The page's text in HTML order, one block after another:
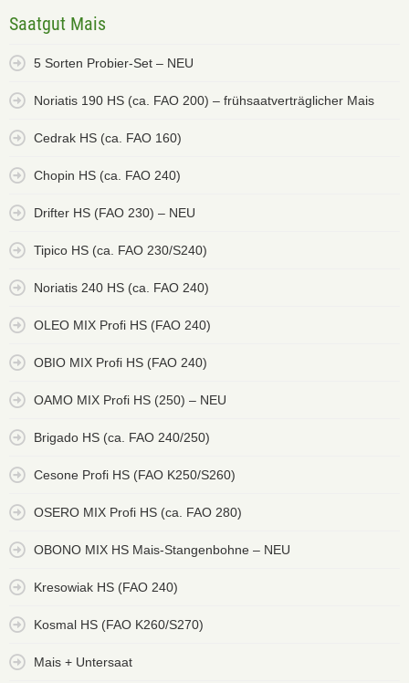
Saatgut Mais
5 Sorten Probier-Set – NEU
Noriatis 190 HS (ca. FAO 200) – frühsaatverträglicher Mais
Cedrak HS (ca. FAO 160)
Chopin HS (ca. FAO 240)
Drifter HS (FAO 230) – NEU
Tipico HS (ca. FAO 230/S240)
Noriatis 240 HS (ca. FAO 240)
OLEO MIX Profi HS (FAO 240)
OBIO MIX Profi HS (FAO 240)
OAMO MIX Profi HS (250) – NEU
Brigado HS (ca. FAO 240/250)
Cesone Profi HS (FAO K250/S260)
OSERO MIX Profi HS (ca. FAO 280)
OBONO MIX HS Mais-Stangenbohne – NEU
Kresowiak HS (FAO 240)
Kosmal HS (FAO K260/S270)
Mais + Untersaat